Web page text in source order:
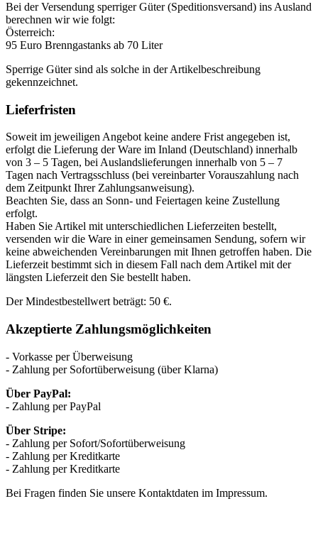
Bei der Versendung sperriger Güter (Speditionsversand) ins Ausland
berechnen wir wie folgt:
Österreich:
95 Euro Brenngastanks ab 70 Liter
Sperrige Güter sind als solche in der Artikelbeschreibung
gekennzeichnet.
Lieferfristen
Soweit im jeweiligen Angebot keine andere Frist angegeben ist,
erfolgt die Lieferung der Ware im Inland (Deutschland) innerhalb
von 3 – 5 Tagen, bei Auslandslieferungen innerhalb von 5 – 7
Tagen nach Vertragsschluss (bei vereinbarter Vorauszahlung nach
dem Zeitpunkt Ihrer Zahlungsanweisung).
Beachten Sie, dass an Sonn- und Feiertagen keine Zustellung
erfolgt.
Haben Sie Artikel mit unterschiedlichen Lieferzeiten bestellt,
versenden wir die Ware in einer gemeinsamen Sendung, sofern wir
keine abweichenden Vereinbarungen mit Ihnen getroffen haben. Die
Lieferzeit bestimmt sich in diesem Fall nach dem Artikel mit der
längsten Lieferzeit den Sie bestellt haben.
Der Mindestbestellwert beträgt: 50 €.
Akzeptierte Zahlungsmöglichkeiten
- Vorkasse per Überweisung
- Zahlung per Sofortüberweisung (über Klarna)
Über PayPal:
- Zahlung per PayPal
Über Stripe:
- Zahlung per Sofort/Sofortüberweisung
- Zahlung per Kreditkarte
- Zahlung per Kreditkarte
Bei Fragen finden Sie unsere Kontaktdaten im Impressum.